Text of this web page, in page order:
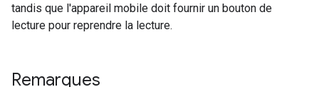
tandis que l'appareil mobile doit fournir un bouton de
lecture pour reprendre la lecture.
Remarques